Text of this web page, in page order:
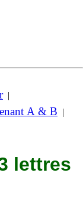
|
A & B |
lettres